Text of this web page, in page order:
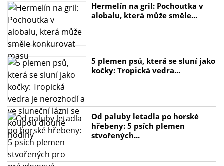
Hermelín na gril: Pochoutka v
alobalu, která může směle...
5 plemen psů, která se sluní jako
kočky: Tropická vedra...
Od paluby letadla po horské
hřebeny: 5 psích plemen
stvořených...